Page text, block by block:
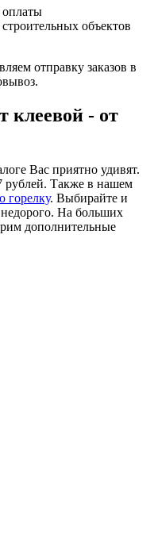
оплаты
объектов
отправку заказов в
клеевой - от
Вас приятно удивят.
рублей. Также в нашем
горелку. Выбирайте и
недорого. На больших
дополнительные